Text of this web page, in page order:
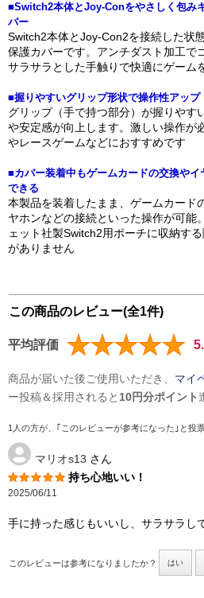
■Switch2本体とJoy-Conをやさしく包み
バー
Switch2本体とJoy-Con2を接続した状
保護カバーです。アンチダスト加工で
サラサラとした手触りで快適にゲーム
■握りやすいグリップ形状で操作性アップ
グリップ（手で持つ部分）が握りやす
や安定感が向上します。激しい操作が
やレースゲームなどにおすすめです
■カバー装着中もゲームカードの交換や
できる
本製品を装着したまま、ゲームカード
ヤホンなどの接続といった操作が可能
ェット社製Switch2用ポーチに収納す
がありません
この商品のレビュー(全1件)
平均評価
商品が届いた後ご使用いただき、 マイ
ー投稿＆採用されると 10円分ポイント
1人の方が、｢このレビューが参考になった｣と投
マリオs13 さん
持ち心地いい！
2025/06/11
手に持った感じもいいし、サラサラし
このレビューは参考になりましたか？ はい